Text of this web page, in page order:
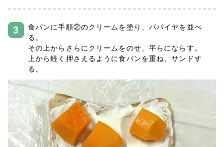
食パンに手順②のクリームを塗り、パパイヤを並べ
る。
その上からさらにクリームをのせ、平らにならす。
上から軽く押さえるように食パンを重ね、サンドす
る。